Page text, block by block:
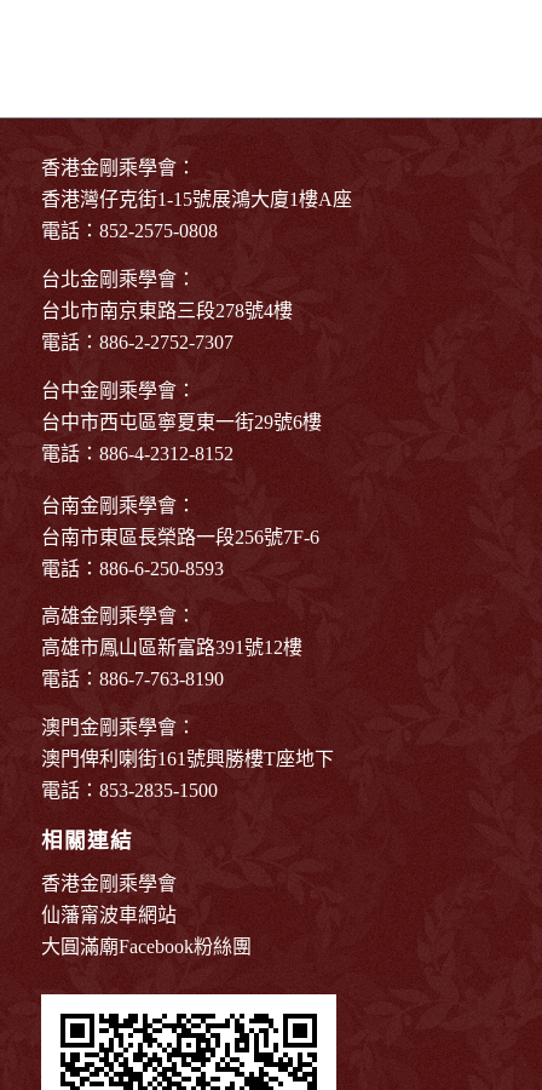
香港金剛乘學會：
香港灣仔克街1-15號展鴻大廈1樓A座
電話：852-2575-0808
台北金剛乘學會：
台北市南京東路三段278號4樓
電話：886-2-2752-7307
台中金剛乘學會：
台中市西屯區寧夏東一街29號6樓
電話：886-4-2312-8152
台南金剛乘學會：
台南市東區長榮路一段256號7F-6
電話：886-6-250-8593
高雄金剛乘學會：
高雄市鳳山區新富路391號12樓
電話：886-7-763-8190
澳門金剛乘學會：
澳門俾利喇街161號興勝樓T座地下
電話：853-2835-1500
相關連結
香港金剛乘學會
仙藩甯波車網站
大圓滿廟Facebook粉絲團